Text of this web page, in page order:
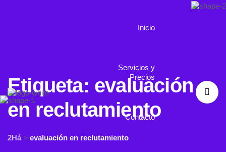
Inicio
Servicios y
Precios
Contacto
Etiqueta: evaluación
en reclutamiento
2Há > evaluación en reclutamiento